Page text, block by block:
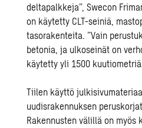
deltapalkkeja”, Swecon
on käytetty CLT-seiniä,
tasorakenteita. ”Vain
betonia, ja ulkoseinät on
käytetty yli 1500
Tiilen käyttö
uudisrakennuksen
Rakennusten välillä on myös